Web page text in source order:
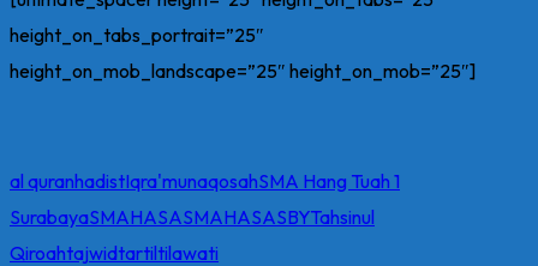
height_on_tabs_portrait=”25″
height_on_mob_landscape=”25″ height_on_mob=”25″]
al quranhadistIqra'munaqosahSMA Hang Tuah 1
SurabayaSMAHASASMAHASASBYTahsinul
Qiroahtajwidtartiltilawati